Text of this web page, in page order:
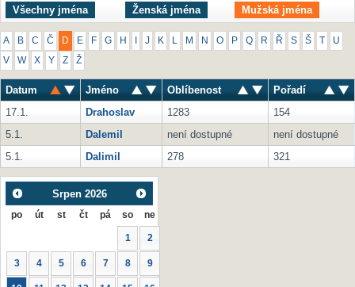
Všechny jména Ženská jména Mužská jména
A B C Č D E F G H J K M N O P Q R Ř S Š U
V W X Y Z Ž
Datum Jméno Oblíbenost
Pořadí
17.1.
Drahoslav 1283
154
5.1.
Dalemil není dostupné
není dostupné
5.1.
Dalimil 278 321
Srpen 2026
po út st čt pá so ne
1 2
3 4 5 6 7 8 9